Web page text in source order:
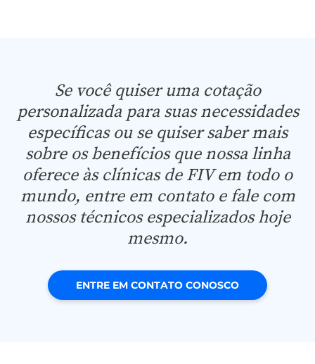
Se você quiser uma cotação
personalizada para suas necessidades
específicas ou se quiser saber mais
sobre os benefícios que nossa linha
oferece às clínicas de FIV em todo o
mundo, entre em contato e fale com
nossos técnicos especializados hoje
mesmo.
ENTRE EM CONTATO CONOSCO